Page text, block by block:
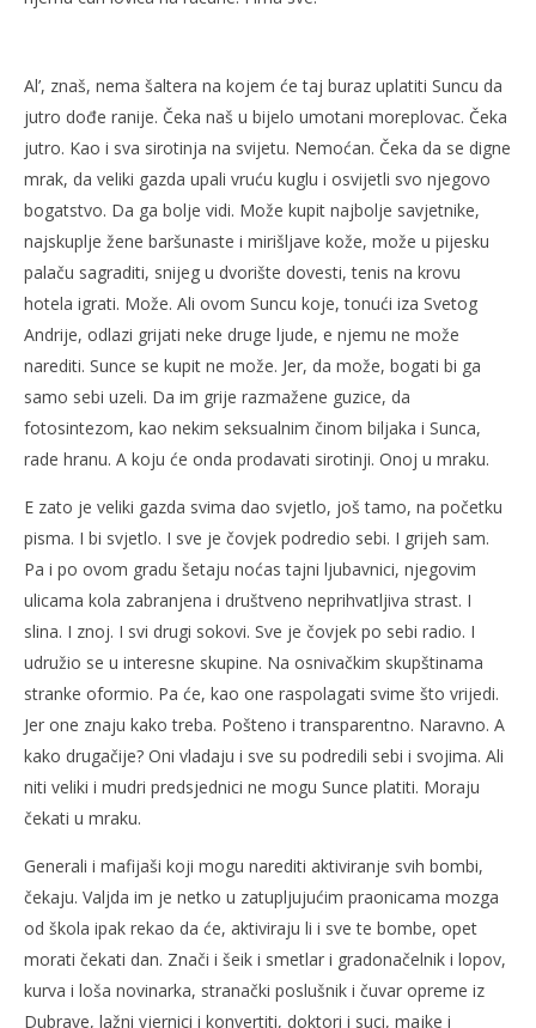
Al’, znaš, nema šaltera na kojem će taj buraz uplatiti Suncu da
jutro dođe ranije. Čeka naš u bijelo umotani moreplovac. Čeka
jutro. Kao i sva sirotinja na svijetu. Nemoćan. Čeka da se digne
mrak, da veliki gazda upali vruću kuglu i osvijetli svo njegovo
bogatstvo. Da ga bolje vidi. Može kupit najbolje savjetnike,
najskuplje žene baršunaste i mirišljave kože, može u pijesku
palaču sagraditi, snijeg u dvorište dovesti, tenis na krovu
hotela igrati. Može. Ali ovom Suncu koje, tonući iza Svetog
Andrije, odlazi grijati neke druge ljude, e njemu ne može
narediti. Sunce se kupit ne može. Jer, da može, bogati bi ga
samo sebi uzeli. Da im grije razmažene guzice, da
fotosintezom, kao nekim seksualnim činom biljaka i Sunca,
rade hranu. A koju će onda prodavati sirotinji. Onoj u mraku.
E zato je veliki gazda svima dao svjetlo, još tamo, na početku
pisma. I bi svjetlo. I sve je čovjek podredio sebi. I grijeh sam.
Pa i po ovom gradu šetaju noćas tajni ljubavnici, njegovim
ulicama kola zabranjena i društveno neprihvatljiva strast. I
slina. I znoj. I svi drugi sokovi. Sve je čovjek po sebi radio. I
udružio se u interesne skupine. Na osnivačkim skupštinama
stranke oformio. Pa će, kao one raspolagati svime što vrijedi.
Jer one znaju kako treba. Pošteno i transparentno. Naravno. A
kako drugačije? Oni vladaju i sve su podredili sebi i svojima. Ali
niti veliki i mudri predsjednici ne mogu Sunce platiti. Moraju
čekati u mraku.
Generali i mafijaši koji mogu narediti aktiviranje svih bombi,
čekaju. Valjda im je netko u zatupljujućim praonicama mozga
od škola ipak rekao da će, aktiviraju li i sve te bombe, opet
morati čekati dan. Znači i šeik i smetlar i gradonačelnik i lopov,
kurva i loša novinarka, stranački poslušnik i čuvar opreme iz
Dubrave, lažni vjernici i konvertiti, doktori i suci, majke i